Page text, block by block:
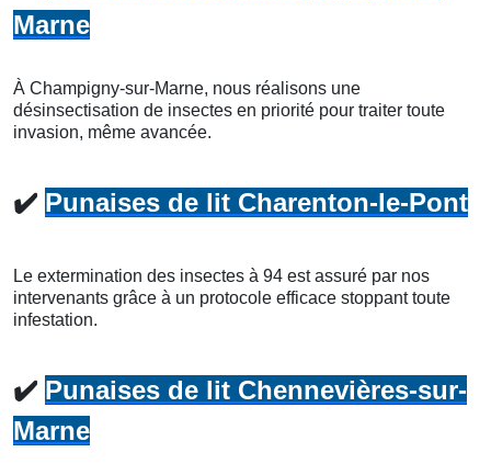
Marne
À Champigny-sur-Marne, nous réalisons une
désinsectisation de insectes en priorité pour traiter toute
invasion, même avancée.
✔️ Punaises de lit Charenton-le-Pont
Le extermination des insectes à 94 est assuré par nos
intervenants grâce à un protocole efficace stoppant toute
infestation.
✔️ Punaises de lit Chennevières-sur-
Marne